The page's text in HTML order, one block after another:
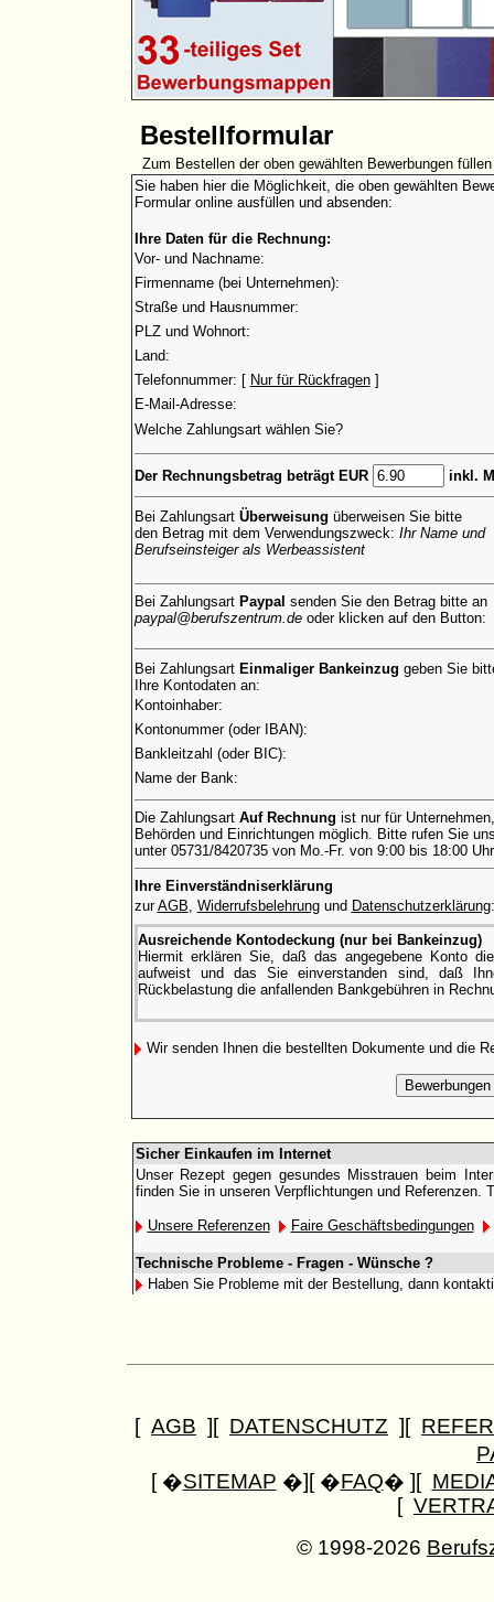
Bestellformular
Zum Bestellen der oben gewählten Bewerbungen
Sie haben hier die Möglichkeit, die oben gewählten
Formular online ausfüllen und absenden:
Ihre Daten für die Rechnung:
Vor- und Nachname:
Firmenname (bei Unternehmen):
Straße und Hausnummer:
PLZ und Wohnort:
Land:
Telefonnummer: [ Nur für Rückfragen]
E-Mail-Adresse:
Welche Zahlungsart wählen Sie?
Der Rechnungsbetrag beträgt EUR inkl.
Bei Zahlungsart Überweisung überweisen Sie bitte
den Betrag mit dem Verwendungszweck: Ihr Name und
Berufseinsteiger als Werbeassistent
Bei Zahlungsart Paypal senden Sie den Betrag bitte an
paypal@berufszentrum.deoder klicken auf den Button:
Bei Zahlungsart Einmaliger Bankeinzug geben Sie
Ihre Kontodaten an:
Kontoinhaber:
Kontonummer (oder IBAN):
Bankleitzahl (oder BIC):
Name der Bank:
Die Zahlungsart Auf Rechnung ist nur für Unternehmen,
Behörden und Einrichtungen möglich. Bitte rufen Sie
unter 05731/8420735 von Mo.-Fr. von 9:00 bis 18:00
Ihre Einverständniserklärung
zurAGB, Widerrufsbelehrungund Datenschutzerklärung:
Ausreichende Kontodeckung (nur bei Bankeinzug)
Hiermit erklären Sie, daß das angegebene Konto
aufweist und das Sie einverstanden sind, daß
Rückbelastung die anfallenden Bankgebühren in
Wir senden Ihnen die bestellten Dokumente und die
Sicher Einkaufen im Internet
Unser Rezept gegen gesundes Misstrauen beim
finden Sie in unseren Verpflichtungen und Referenzen.
Unsere Referenzen Faire Geschäftsbedingungen
Technische Probleme - Fragen - Wünsche ?
Haben Sie Probleme mit der Bestellung, dann
[ AGB ][ DATENSCHUTZ ][
[ �SITEMAP �][ �FAQ� ][
[
© 1998-2026